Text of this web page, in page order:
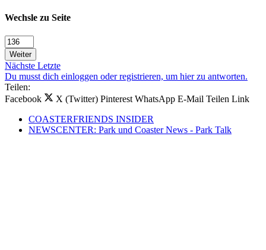
Wechsle zu Seite
Weiter
Nächste Letzte
Du musst dich einloggen oder registrieren, um hier zu antworten.
Teilen:
Facebook
X (Twitter) Pinterest WhatsApp E-Mail Teilen Link
COASTERFRIENDS INSIDER
NEWSCENTER: Park und Coaster News - Park Talk